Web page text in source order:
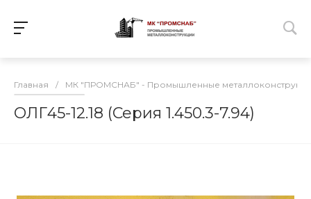
Главная / МК "ПРОМСНАБ" - Промышленные
ОЛГ45-12.18 (Серия 1.450.3-7.94)